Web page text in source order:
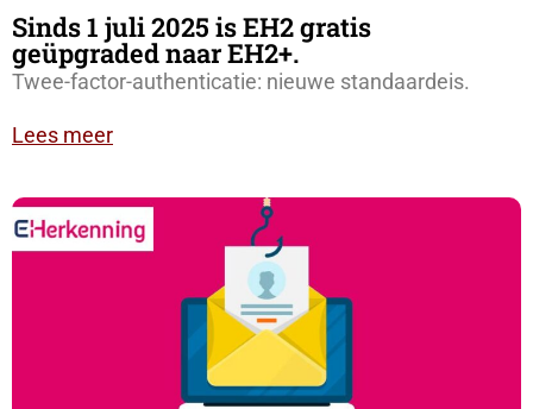
Sinds 1 juli 2025 is EH2 gratis
geüpgraded naar EH2+.
Twee-factor-authenticatie: nieuwe standaardeis.
Lees meer